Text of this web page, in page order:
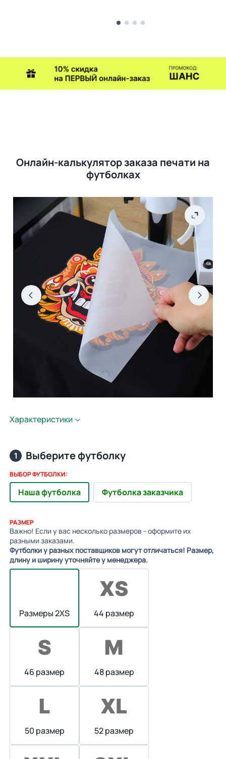
Онлайн-калькулятор заказа печати на
футболках
Характеристики
1 Выберите футболку
ВЫБОР ФУТБОЛКИ:
Наша футболка Футболка заказчика
РАЗМЕР
Важно! Если у вас несколько размеров - оформите их
разными заказами.
Футболки у разных поставщиков могут отличаться! Размер,
длину и ширину уточняйте у менеджера.
Размеры 2XS 44 размер
46 размер 48 размер
50 размер 52 размер